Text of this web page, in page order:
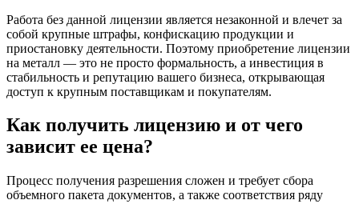
Работа без данной лицензии является незаконной и влечет за
собой крупные штрафы, конфискацию продукции и
приостановку деятельности. Поэтому приобретение лицензии
на металл — это не просто формальность, а инвестиция в
стабильность и репутацию вашего бизнеса, открывающая
доступ к крупным поставщикам и покупателям.
Как получить лицензию и от чего
зависит ее цена?
Процесс получения разрешения сложен и требует сбора
объемного пакета документов, а также соответствия ряду